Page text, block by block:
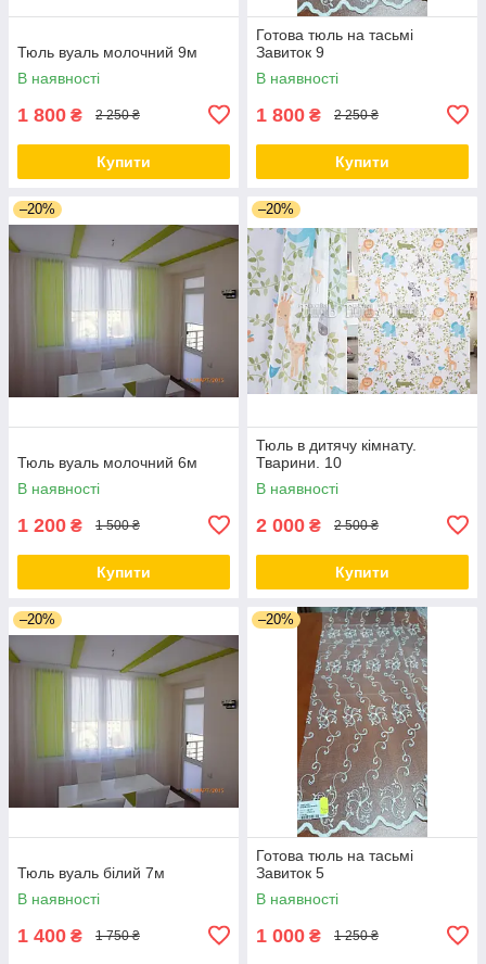
Тюль вуаль молочний 9м
В наявності
1 800 ₴ 2 250 ₴
Купити
Готова тюль на тасьмі
Завиток 9
В наявності
1 800 ₴ 2 250 ₴
Купити
–20%
Тюль вуаль молочний 6м
В наявності
1 200 ₴ 1 500 ₴
Купити
–20%
Тюль в дитячу кімнату.
Тварини. 10
В наявності
2 000 ₴ 2 500 ₴
Купити
–20%
Тюль вуаль білий 7м
В наявності
1 400 ₴ 1 750 ₴
–20%
Готова тюль на тасьмі
Завиток 5
В наявності
1 000 ₴ 1 250 ₴